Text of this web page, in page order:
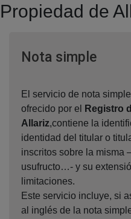
Propiedad de
Nota simple
El servicio de nota
ofrecido por el
Registro
Allariz,contiene la
identidad del titular o
inscritos sobre la misma
usufructo…- y su
limitaciones.
Este servicio incluye, si
al inglés de la nota